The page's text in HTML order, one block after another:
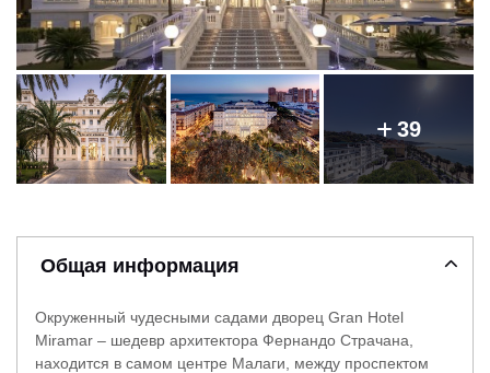
39
Общая информация
Окруженный чудесными садами дворец Gran Hotel
Miramar – шедевр архитектора Фернандо Страчана,
находится в самом центре Малаги, между проспектом